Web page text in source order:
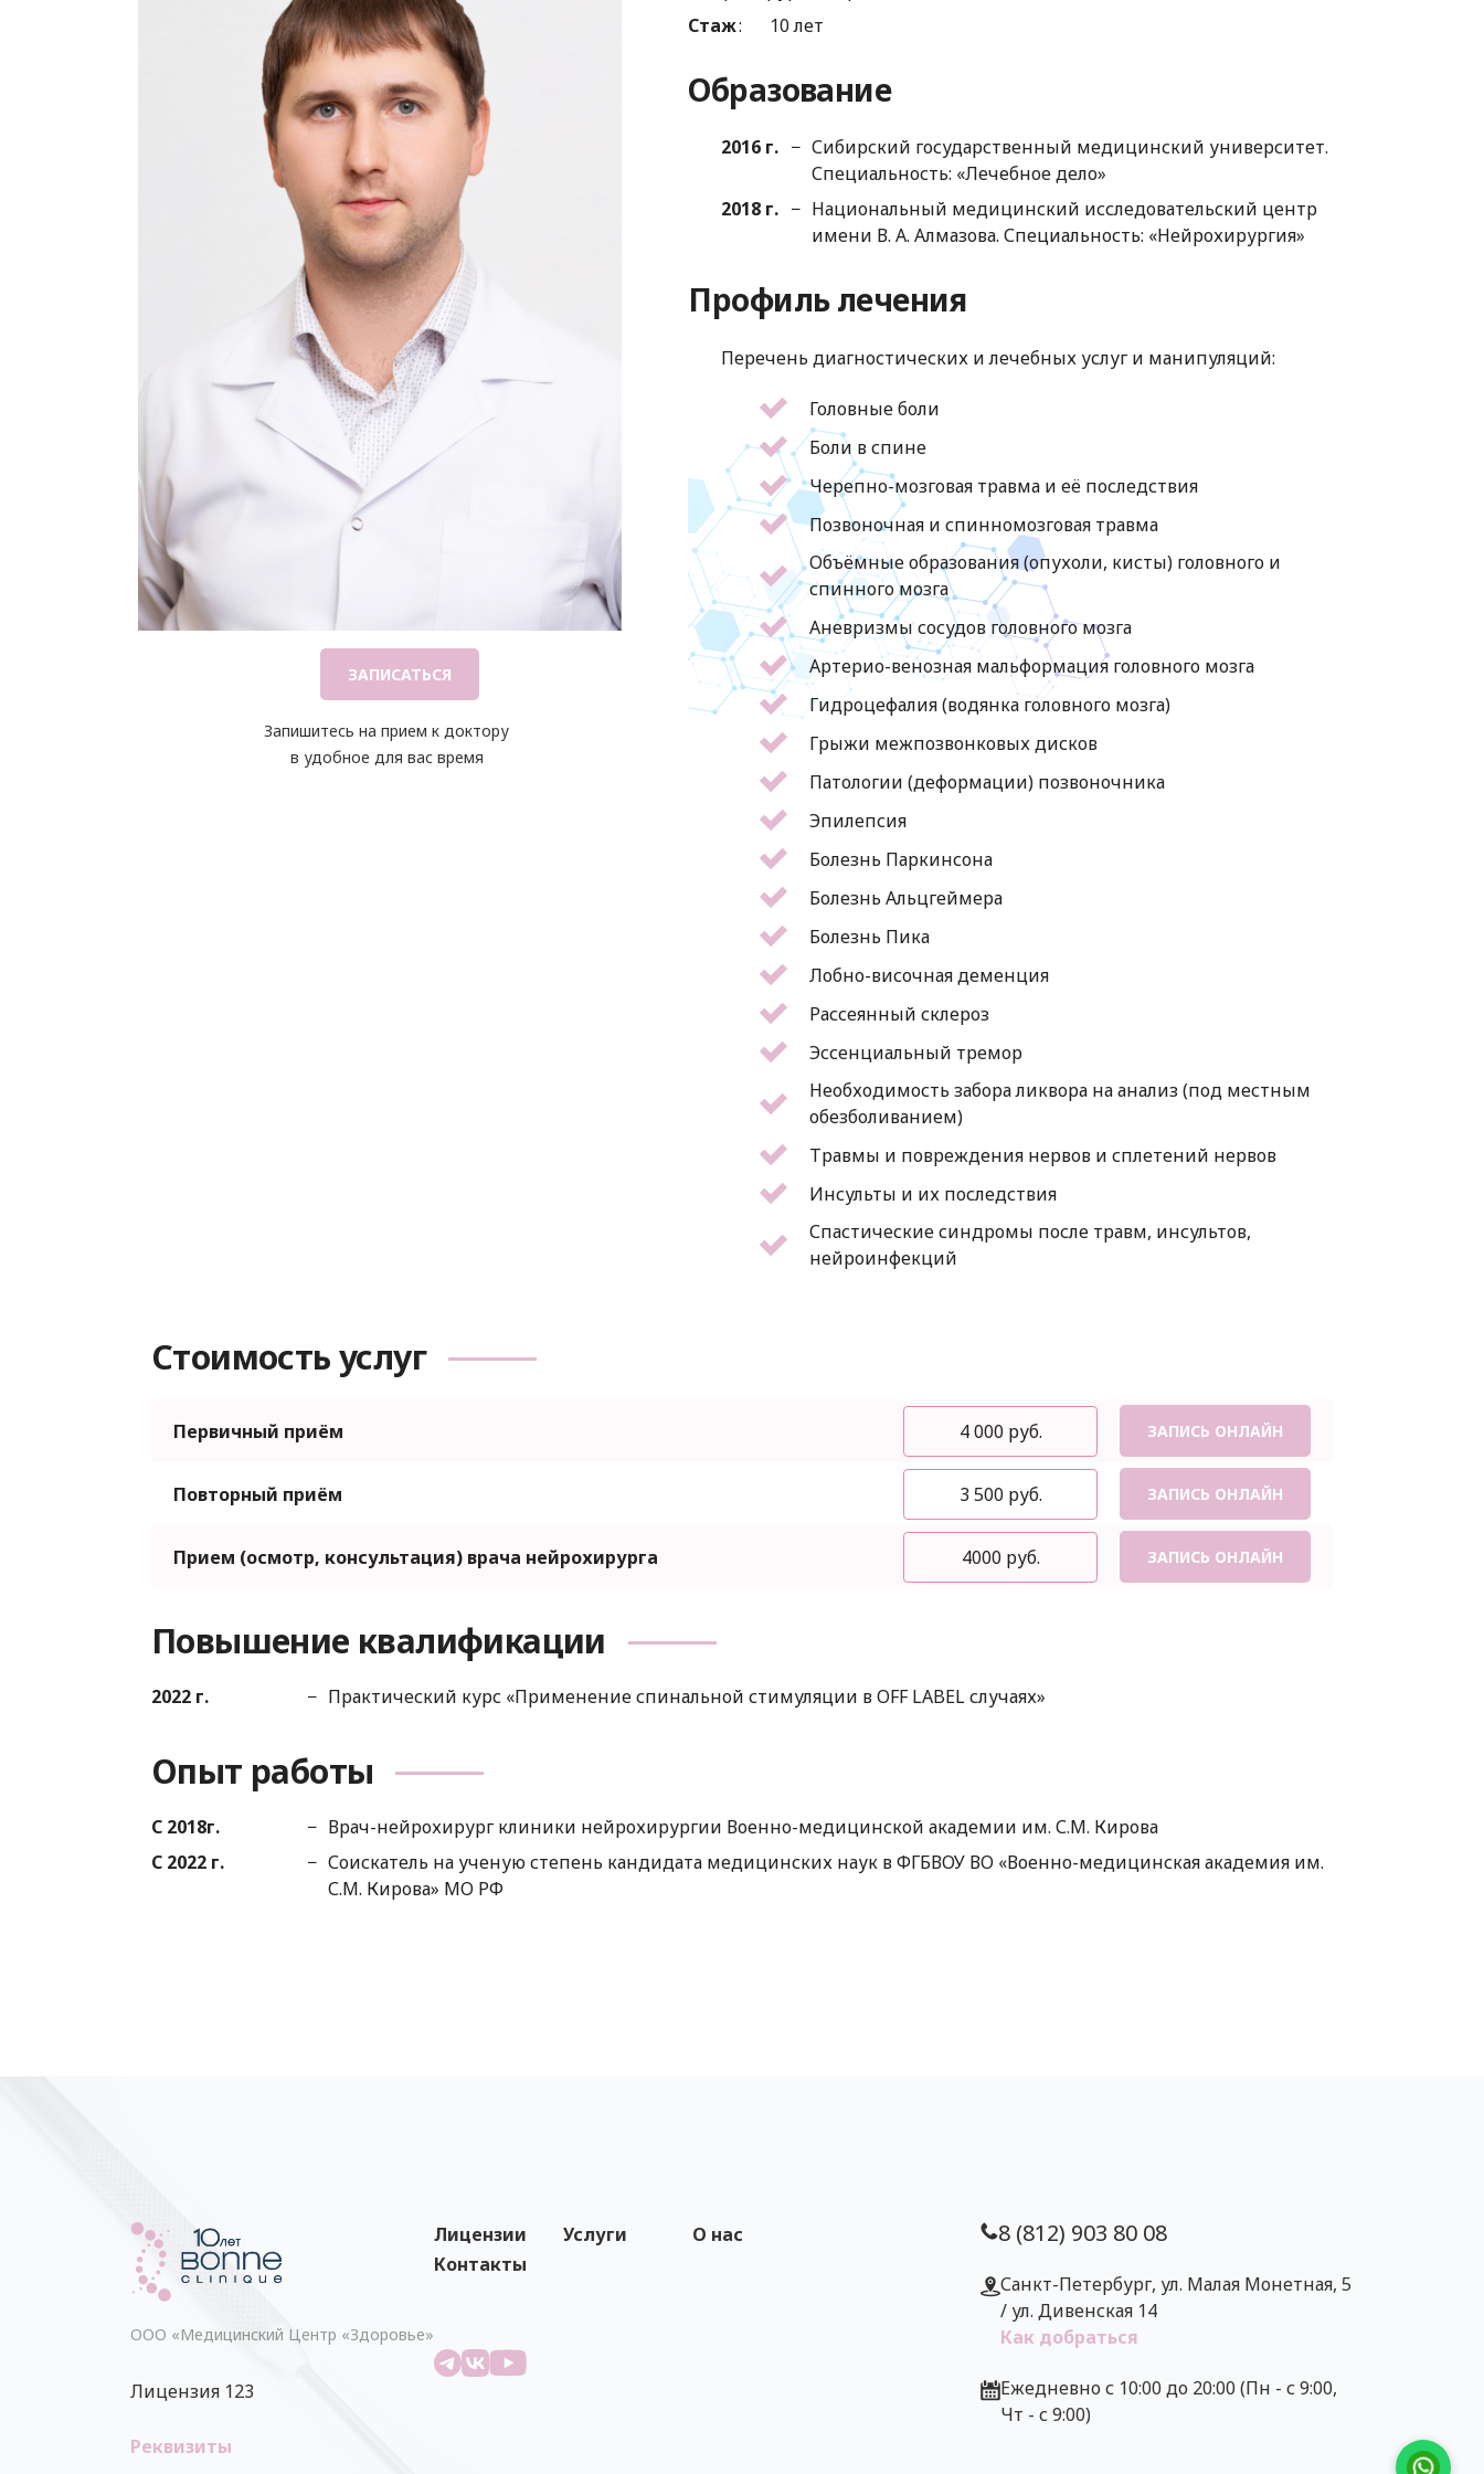
ЗАПИСАТЬСЯ
Запишитесь на прием к доктору
в удобное для вас время
Стаж
10 лет
Образование
2016 г.
Сибирский государственный медицинский университет.
Специальность: «Лечебное дело»
2018 г.
Национальный медицинский исследовательский центр
имени В. А. Алмазова. Специальность: «Нейрохирургия»
Профиль лечения
Перечень диагностических и лечебных услуг и манипуляций:
Головные боли
Боли в спине
Черепно-мозговая травма и её последствия
Позвоночная и спинномозговая травма
Объёмные образования (опухоли, кисты) головного и
спинного мозга
Аневризмы сосудов головного мозга
Артерио-венозная мальформация головного мозга
Гидроцефалия (водянка головного мозга)
Грыжи межпозвонковых дисков
Патологии (деформации) позвоночника
Эпилепсия
Болезнь Паркинсона
Болезнь Альцгеймера
Болезнь Пика
Лобно-височная деменция
Рассеянный склероз
Эссенциальный тремор
Необходимость забора ликвора на анализ (под местным
обезболиванием)
Травмы и повреждения нервов и сплетений нервов
Инсульты и их последствия
Спастические синдромы после травм, инсультов,
нейроинфекций
Стоимость услуг
Первичный приём 4 000 руб. ЗАПИСЬ ОНЛАЙН
Повторный приём 3 500 руб. ЗАПИСЬ ОНЛАЙН
Прием (осмотр, консультация) врача нейрохирурга 4000 руб. ЗАПИСЬ ОНЛАЙН
Повышение квалификации
2022 г. Практический курс «Применение спинальной стимуляции в OFF LABEL случаях»
Опыт работы
С 2018г.
Врач-нейрохирург клиники нейрохирургии Военно-медицинской академии им. С.М. Кирова
С 2022 г.
Соискатель на ученую степень кандидата медицинских наук в ФГБВОУ ВО «Военно-медицинская академия им.
С.М. Кирова» МО РФ
ООО «Медицинский Центр «Здоровье»
Лицензия 123
Реквизиты
Лицензии Услуги
О нас
Контакты
8 (812) 903 80 08
Санкт-Петербург, ул. Малая Монетная, 5
/ ул. Дивенская 14
Как добраться
Ежедневно с 10:00 до 20:00 (Пн - с 9:00,
Чт - с 9:00)